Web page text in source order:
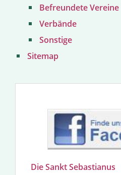
Befreundete Vereine
Verbände
Sonstige
Sitemap
Die Sankt Sebastianus